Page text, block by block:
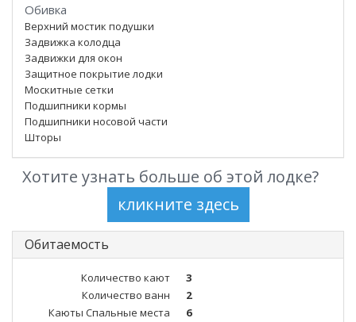
Обивка
Верхний мостик подушки
Задвижка колодца
Задвижки для окон
Защитное покрытие лодки
Москитные сетки
Подшипники кормы
Подшипники носовой части
Шторы
Хотите узнать больше об этой лодке?
Обитаемость
Количество кают
3
Количество ванн
2
Каюты Спальные места
6